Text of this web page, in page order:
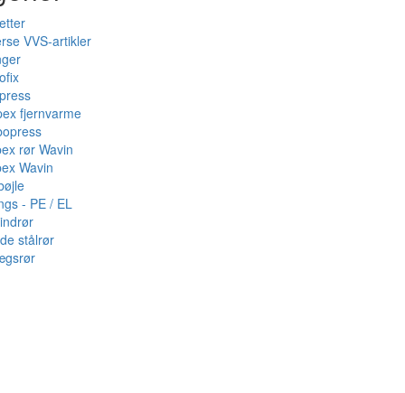
VVS-artikler
fjernvarme
rør Wavin
Wavin
- PE / EL
stålrør